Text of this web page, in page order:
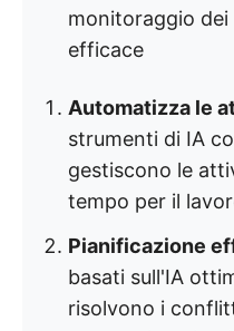
monitoraggio
efficace
Automatizza le
strumenti di IA
gestiscono le
tempo per il
Pianificazione
basati sull'IA
risolvono i